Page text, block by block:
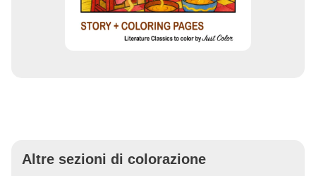
Altre sezioni di colorazione